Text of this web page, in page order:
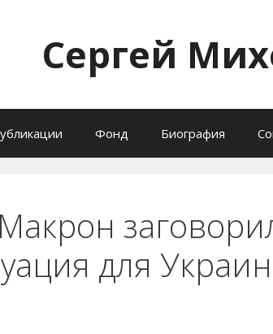
Сергей
Фонд Биография
для